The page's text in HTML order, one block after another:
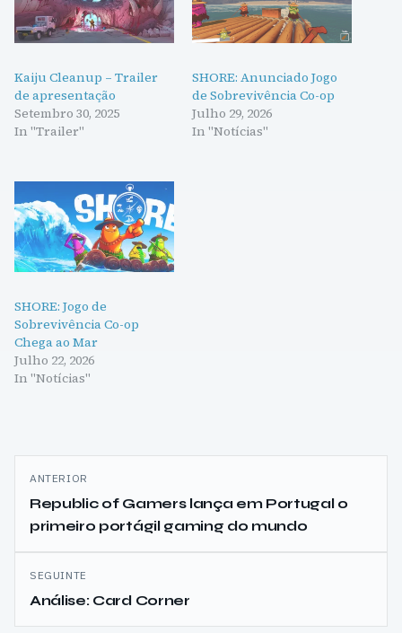
Kaiju Cleanup – Trailer
de apresentação
Setembro 30, 2025
In "Trailer"
SHORE: Anunciado Jogo
de Sobrevivência Co-op
Julho 29, 2026
In "Notícias"
SHORE: Jogo de
Sobrevivência Co-op
Chega ao Mar
Julho 22, 2026
In "Notícias"
Navegação
de
artigos
ANTERIOR
Republic of Gamers lança em Portugal o
primeiro portágil gaming do mundo
SEGUINTE
Análise: Card Corner